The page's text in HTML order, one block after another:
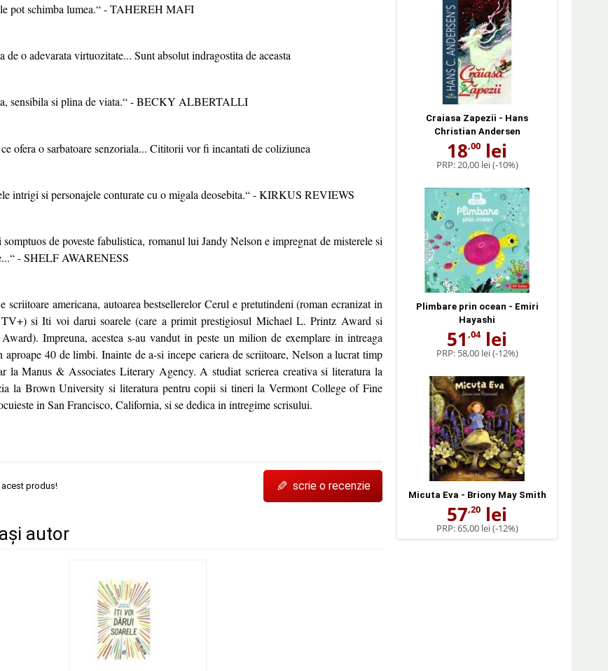
pot schimba lumea.“ - TAHEREH MAFI
de o adevarata virtuozitate... Sunt absolut indragostita de aceasta
sensibila si plina de viata.“ - BECKY ALBERTALLI
ofera o sarbatoare senzoriala... Cititorii vor fi incantati de coliziunea
intrigi si personajele conturate cu o migala deosebita.“ - KIRKUS REVIEWS
de poveste fabulistica, romanul lui Jandy Nelson e impregnat de misterele si
- SHELF AWARENESS
scriitoare americana, autoarea bestsellerelor Cerul e pretutindeni (roman ecranizat in
si Iti voi darui soarele (care a primit prestigiosul Michael L. Printz Award si
Impreuna, acestea s-au vandut in peste un milion de exemplare in intreaga
aproape 40 de limbi. Inainte de a-si incepe cariera de scriitoare, Nelson a lucrat timp
la Manus & Associates Literary Agency. A studiat scrierea creativa si literatura la
la Brown University si literatura pentru copii si tineri la Vermont College of Fine
in San Francisco, California, si se dedica in intregime scrisului.
produs! ✎ scrie o recenzie
autor
Craiasa Zapezii - Hans
Christian Andersen
18,00 lei
PRP:20,00 lei(-10%)
Plimbare prin ocean - Emiri
Hayashi
51 ,04lei
PRP: 58,00 lei(-12%)
Micuta Eva - Briony May Smith
57,20 lei
PRP:65,00 lei(-12%)